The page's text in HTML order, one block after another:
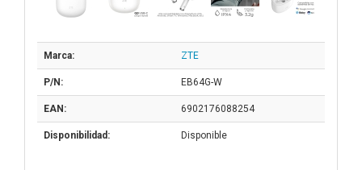
Marca: ZTE
P/N: EB64G-W
EAN: 6902176088254
Disponibilidad: Disponible